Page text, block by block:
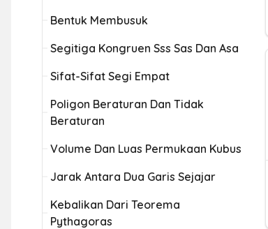
Bentuk Membusuk
Segitiga Kongruen Sss Sas Dan Asa
Sifat-Sifat Segi Empat
Poligon Beraturan Dan Tidak
Beraturan
Volume Dan Luas Permukaan Kubus
Jarak Antara Dua Garis Sejajar
Kebalikan Dari Teorema
Pythagoras